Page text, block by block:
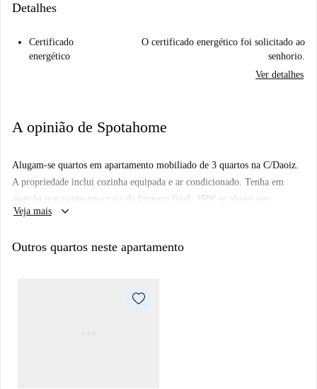
Detalhes
Certificado
energético
O certificado energético foi solicitado ao
senhorio.
Ver detalhes
A opinião de Spotahome
Alugam-se quartos em apartamento mobiliado de 3 quartos na C/Daoiz.
A propriedade inclui cozinha equipada e ar condicionado. Tenha em
atenção que existe uma taxa de limpeza final: 250€ se alugar um
apartamento privado e 75€ se reservar um quarto. Limpeza disponível
Veja mais keyboard_arrow_down
Outros quartos neste apartamento